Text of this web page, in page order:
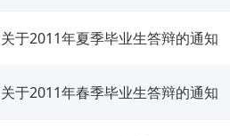
关于2011年夏季毕业生答辩的通知
关于2011年春季毕业生答辩的通知